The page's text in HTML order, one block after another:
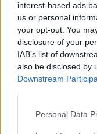
interest-based ads
us or personal
your opt-out. You
disclosure of your
IAB’s list of
also be disclosed by
Downstream
Personal Data